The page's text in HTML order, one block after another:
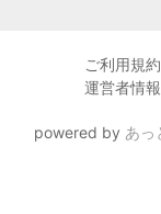
ご利用規約
運営者情報
powered by あっ